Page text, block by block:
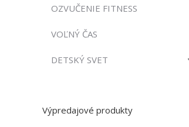
OZVUČENIE FITNESS
VOĽNÝ ČAS
DETSKÝ SVET
Výpredajové produkty